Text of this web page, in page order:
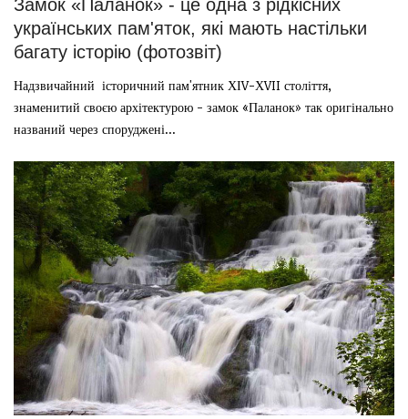
Замок «Паланок» - це одна з рідкісних
українських пам'яток, які мають настільки
багату історію (фотозвіт)
Надзвичайний історичний пам'ятник ХІV-ХVII століття,
знаменитий своєю архітектурою - замок «Паланок» так оригінально
названий через споруджені...